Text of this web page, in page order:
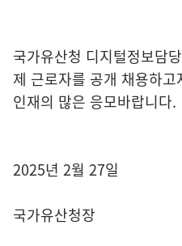
국가유산청 디지털정보담
제 근로자를 공개 채용하
인재의 많은 응모바랍니다.
2025년 2월 27일
국가유산청장